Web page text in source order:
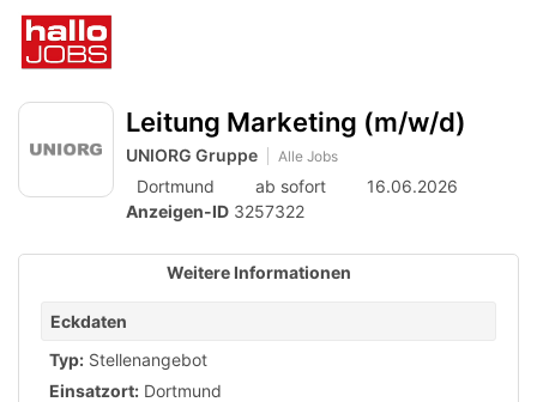
Accessibility
Modus
aktivieren
zum
von
Endgerät
Leitung Marketing (m/w/d)
UNIORG Gruppe Alle Jobs
Dortmund ab sofort
16.06.2026
Anzeigen-ID 3257322
Weitere Informationen
Eckdaten
Typ: Stellenangebot
Einsatzort: Dortmund